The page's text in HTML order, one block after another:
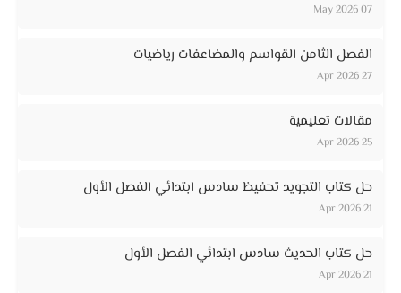
07 May 2026
الفصل الثامن القواسم والمضاعفات رياضيات
27 Apr 2026
مقالات تعليمية
25 Apr 2026
حل كتاب التجويد تحفيظ سادس ابتدائي الفصل الأول
21 Apr 2026
حل كتاب الحديث سادس ابتدائي الفصل الأول
21 Apr 2026